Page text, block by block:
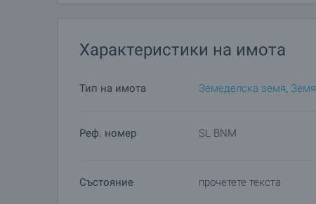
Характеристики на имота
Тип на имота Земеделска земя, Земя
Реф. номер SL BNM
Състояние прочетете текста